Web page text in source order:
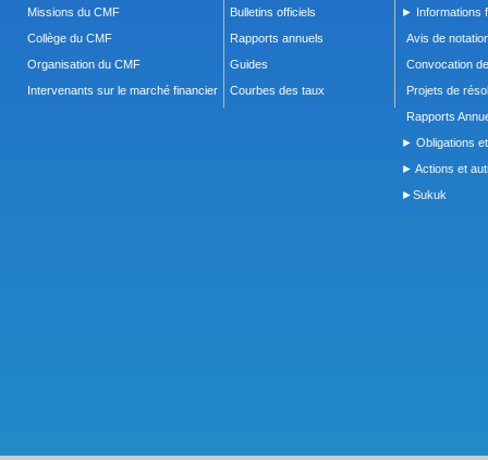
Missions du CMF
Collège du CMF
Organisation du CMF
Intervenants sur le marché financier
Bulletins officiels
Rapports annuels
Guides
Courbes des taux
► Informations
Avis de
Convocation
Projets de
Rapports
► Obligations
► Actions et
►Sukuk